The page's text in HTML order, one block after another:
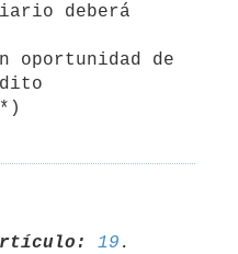
deberá
oportunidad de
19